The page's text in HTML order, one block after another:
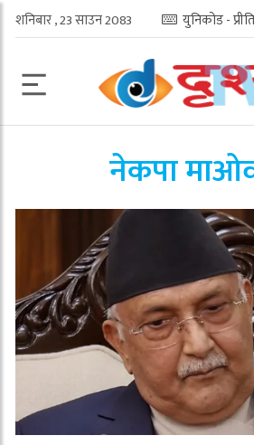
शनिबार , 23 साउन 2083 युनिकोड -
नेकपा